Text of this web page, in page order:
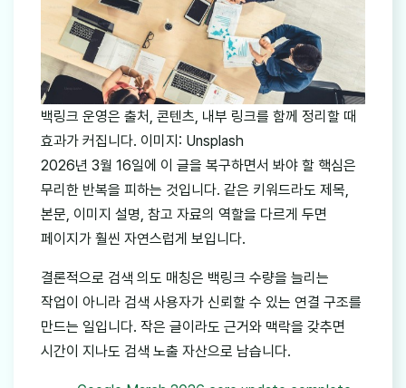
백링크 운영은 출처, 콘텐츠, 내부 링크를 함께 정리할 때
효과가 커집니다. 이미지: Unsplash
2026년 3월 16일에 이 글을 복구하면서 봐야 할 핵심은
무리한 반복을 피하는 것입니다. 같은 키워드라도 제목,
본문, 이미지 설명, 참고 자료의 역할을 다르게 두면
페이지가 훨씬 자연스럽게 보입니다.
결론적으로 검색 의도 매칭은 백링크 수량을 늘리는
작업이 아니라 검색 사용자가 신뢰할 수 있는 연결 구조를
만드는 일입니다. 작은 글이라도 근거와 맥락을 갖추면
시간이 지나도 검색 노출 자산으로 남습니다.